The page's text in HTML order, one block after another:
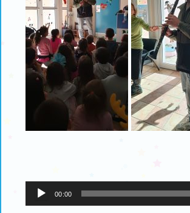
Πρόγραμμα
Αναπαραγωγής
00:00